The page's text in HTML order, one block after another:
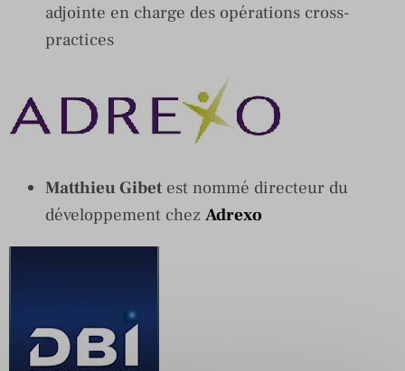
adjointe en charge des opérations cross-
practices
Matthieu Gibetest nommé directeur du
développement chez Adrexo